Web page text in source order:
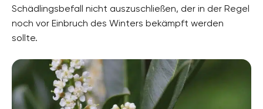
Schädlingsbefall nicht auszuschließen, der in der Regel
noch vor Einbruch des Winters bekämpft werden
sollte.